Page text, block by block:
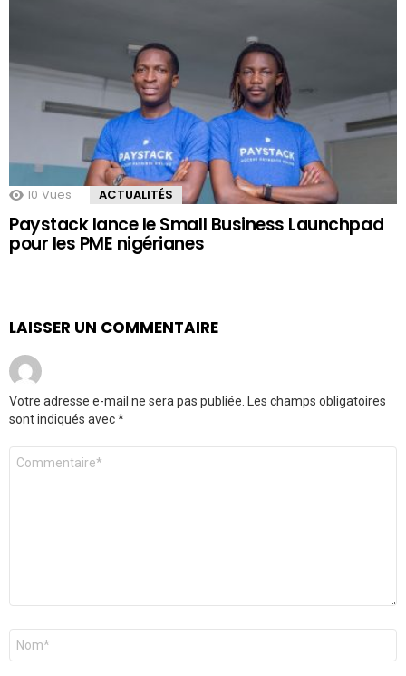
10 Vues ACTUALITÉS
Paystack lance le Small Business Launchpad
pour les PME nigérianes
LAISSER UN COMMENTAIRE
Votre adresse e-mail ne sera pas publiée. Les champs obligatoires
sont indiqués avec*
Commentaire
Nom